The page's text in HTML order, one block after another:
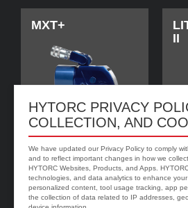
HYTORC PRIVACY
COLLECTION, AND
We have updated our Privacy Policy to comply
and to reflect important changes in how we
HYTORC Websites, Products, and Apps.
technologies, and data analytics to enhance
personalized content, tool usage tracking, app
the collection of data related to IP addresses,
MXT+
II
jGun DIGITAL